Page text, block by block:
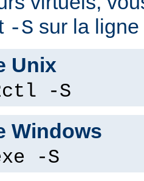
-S sur la
Unix
-S
Windows
-S